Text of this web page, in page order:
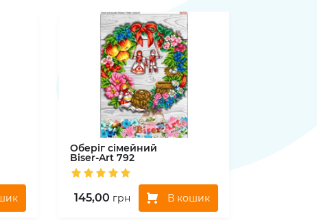
Оберіг сімейний
Biser-Art 792
145,00 грн В кошик